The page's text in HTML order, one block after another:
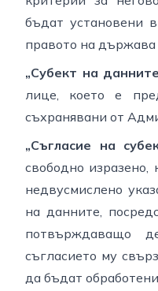
бъдат установени
правото на държава
„Субект на
лице, което е
съхранявани от
„Съгласие на
свободно
недвусмислено
на данните,
потвърждаващо
съгласието му
да бъдат